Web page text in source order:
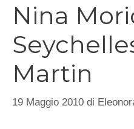
Nina
Martin
19 Maggio 2010 di